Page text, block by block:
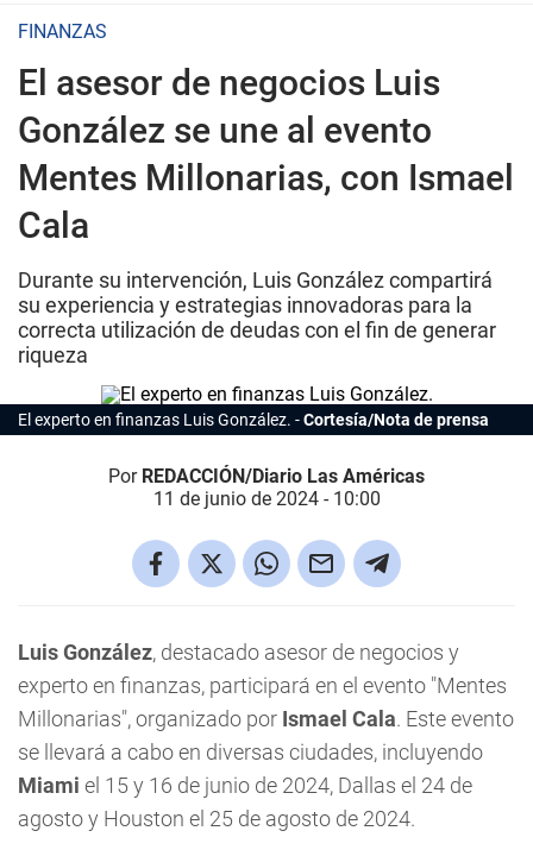
FINANZAS
El asesor de negocios Luis
González se une al evento
Mentes Millonarias, con Ismael
Cala
Durante su intervención, Luis González compartirá
su experiencia y estrategias innovadoras para la
correcta utilización de deudas con el fin de generar
riqueza
El experto en finanzas Luis González. Cortesía/Nota de prensa
Por REDACCIÓN/Diario Las Américas
11 de junio de 2024 - 10:00
Luis González, destacado asesor de negocios y
experto en finanzas, participará en el evento "Mentes
Millonarias", organizado por Ismael Cala. Este evento
se llevará a cabo en diversas ciudades, incluyendo
Miami el 15 y 16 de junio de 2024, Dallas el 24 de
agosto y Houston el 25 de agosto de 2024.